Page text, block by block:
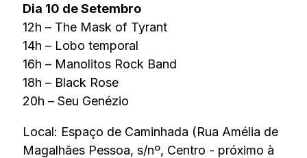
Dia 10 de Setembro
12h – The Mask of Tyrant
14h – Lobo temporal
16h – Manolitos Rock Band
18h – Black Rose
20h – Seu Genézio
Local: Espaço de Caminhada (Rua Amélia de
Magalhães Pessoa, s/nº, Centro - próximo à